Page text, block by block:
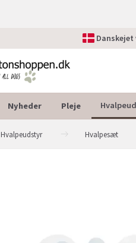
Nyheder Pleje
Hvalpeudstyr Hvalpesæt